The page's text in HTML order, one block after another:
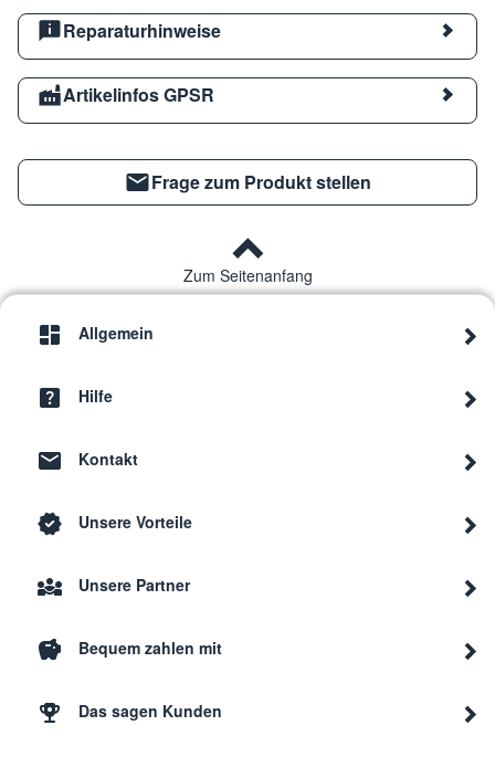
Reparaturhinweise
Artikelinfos GPSR
Frage zum Produkt stellen
Zum Seitenanfang
Allgemein
Hilfe
Kontakt
Unsere Vorteile
Unsere Partner
Bequem zahlen mit
Das sagen Kunden